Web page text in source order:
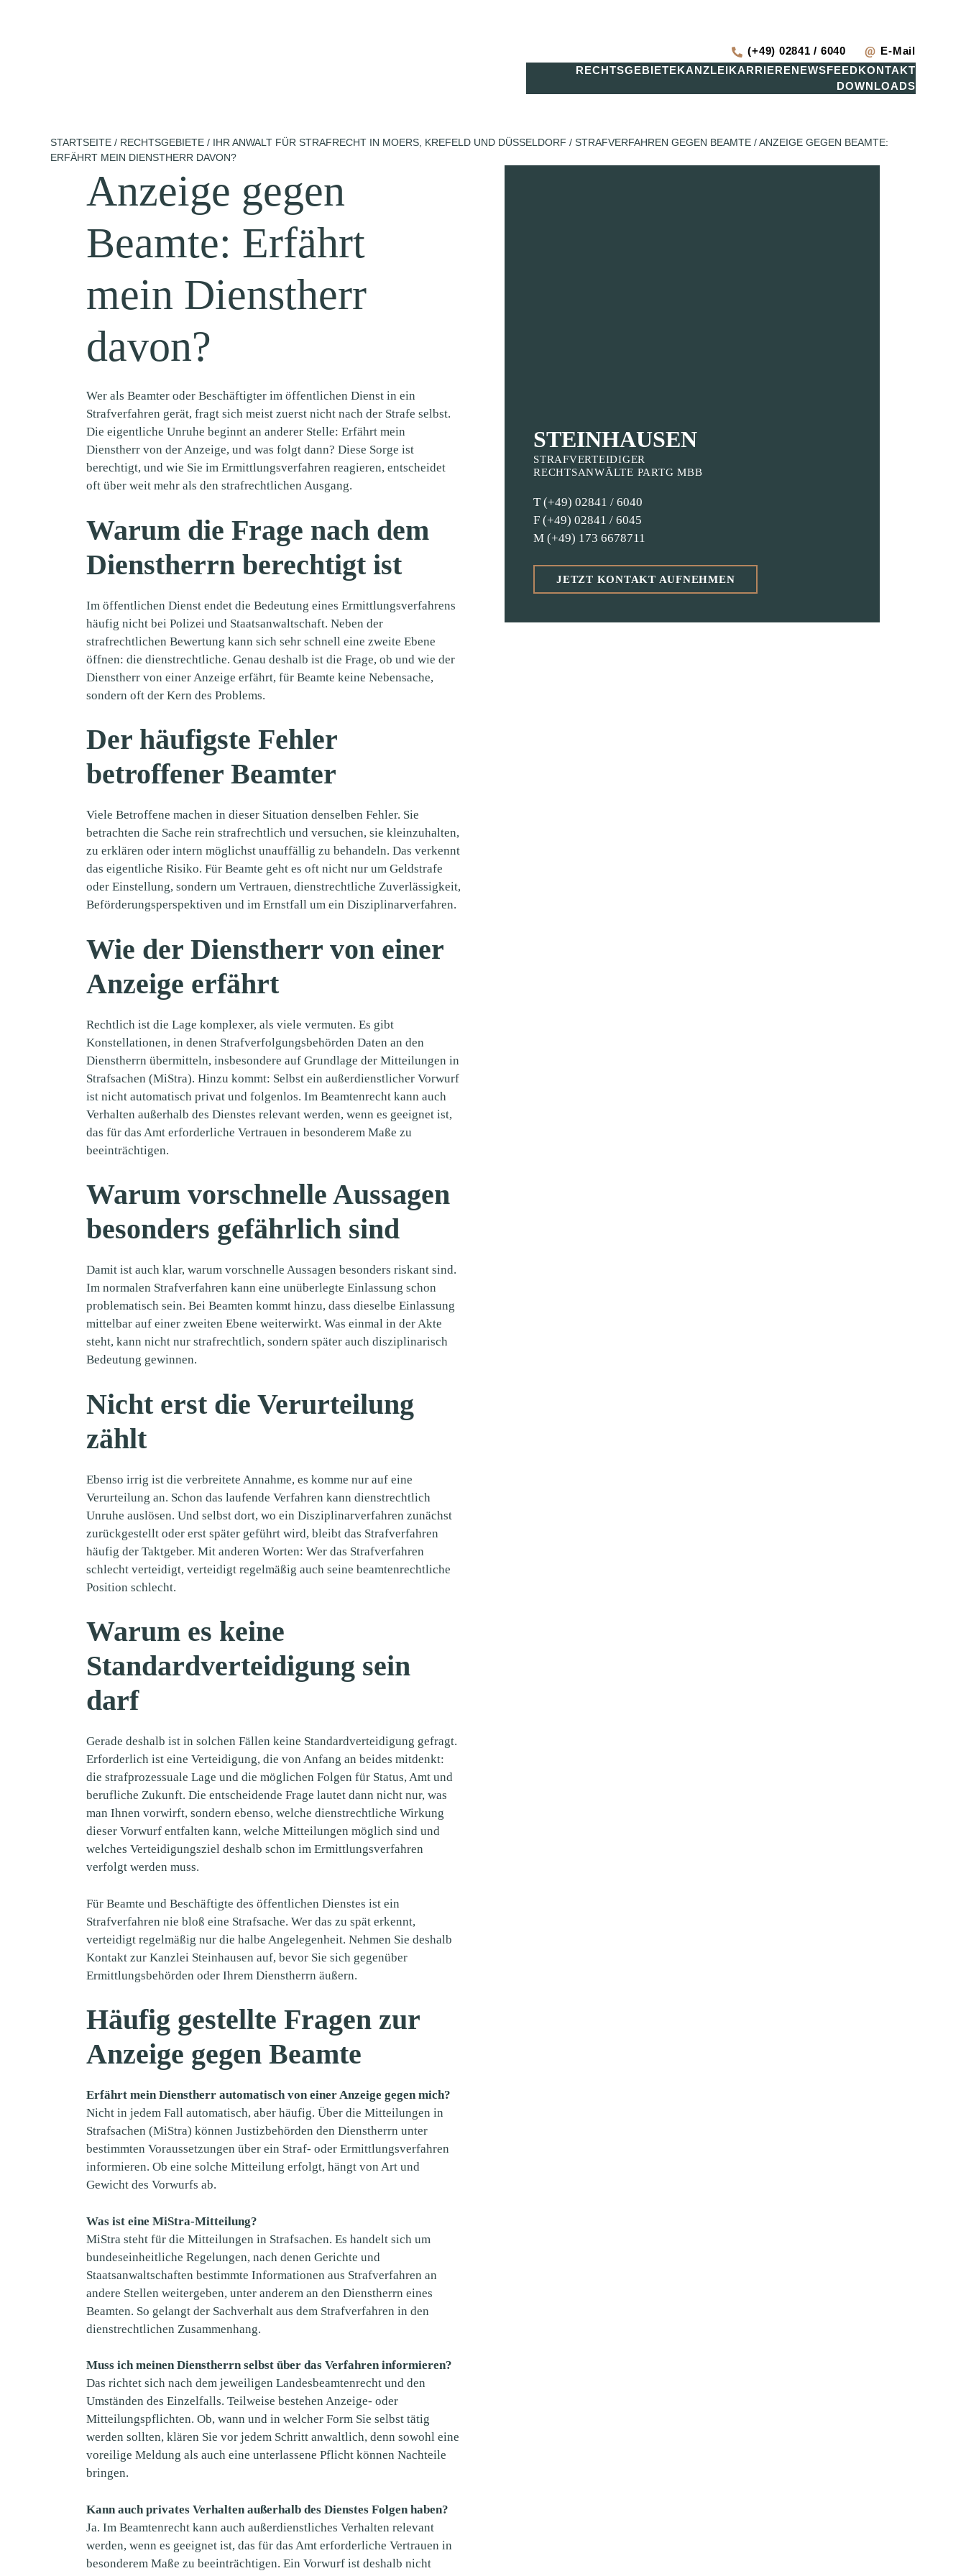
(+49) 02841 / 6040
E-Mail
RECHTSGEBIETEKANZLEIKARRIERENEWSFEEDKONTAKT
DOWNLOADS
STARTSEITE / RECHTSGEBIETE / IHR ANWALT FÜR STRAFRECHT IN MOERS, KREFELD UND DÜSSELDORF / STRAFVERFAHREN GEGEN BEAMTE /ANZEIGE GEGEN BEAMTE:
ERFÄHRT MEIN DIENSTHERR DAVON?
Anzeige gegen
Beamte: Erfährt
mein Dienstherr
davon?
Wer als Beamter oder Beschäftigter im öffentlichen Dienst in ein
Strafverfahren gerät, fragt sich meist zuerst nicht nach der Strafe selbst.
Die eigentliche Unruhe beginnt an anderer Stelle: Erfährt mein
Dienstherr von der Anzeige, und was folgt dann? Diese Sorge ist
berechtigt, und wie Sie im Ermittlungsverfahren reagieren, entscheidet
oft über weit mehr als den strafrechtlichen Ausgang.
Warum die Frage nach dem
Dienstherrn berechtigt ist
Im öffentlichen Dienst endet die Bedeutung eines Ermittlungsverfahrens
häufig nicht bei Polizei und Staatsanwaltschaft. Neben der
strafrechtlichen Bewertung kann sich sehr schnell eine zweite Ebene
öffnen: die dienstrechtliche. Genau deshalb ist die Frage, ob und wie der
Dienstherr von einer Anzeige erfährt, für Beamte keine Nebensache,
sondern oft der Kern des Problems.
Der häufigste Fehler
betroffener Beamter
Viele Betroffene machen in dieser Situation denselben Fehler. Sie
betrachten die Sache rein strafrechtlich und versuchen, sie kleinzuhalten,
zu erklären oder intern möglichst unauffällig zu behandeln. Das verkennt
das eigentliche Risiko. Für Beamte geht es oft nicht nur um Geldstrafe
oder Einstellung, sondern um Vertrauen, dienstrechtliche Zuverlässigkeit,
Beförderungsperspektiven und im Ernstfall um ein Disziplinarverfahren.
Wie der Dienstherr von einer
Anzeige erfährt
Rechtlich ist die Lage komplexer, als viele vermuten. Es gibt
Konstellationen, in denen Strafverfolgungsbehörden Daten an den
Dienstherrn übermitteln, insbesondere auf Grundlage der Mitteilungen in
Strafsachen (MiStra). Hinzu kommt: Selbst ein außerdienstlicher Vorwurf
ist nicht automatisch privat und folgenlos. Im Beamtenrecht kann auch
Verhalten außerhalb des Dienstes relevant werden, wenn es geeignet ist,
das für das Amt erforderliche Vertrauen in besonderem Maße zu
beeinträchtigen.
Warum vorschnelle Aussagen
besonders gefährlich sind
Damit ist auch klar, warum vorschnelle Aussagen besonders riskant sind.
Im normalen Strafverfahren kann eine unüberlegte Einlassung schon
problematisch sein. Bei Beamten kommt hinzu, dass dieselbe Einlassung
mittelbar auf einer zweiten Ebene weiterwirkt. Was einmal in der Akte
steht, kann nicht nur strafrechtlich, sondern später auch disziplinarisch
Bedeutung gewinnen.
Nicht erst die Verurteilung
zählt
Ebenso irrig ist die verbreitete Annahme, es komme nur auf eine
Verurteilung an. Schon das laufende Verfahren kann dienstrechtlich
Unruhe auslösen. Und selbst dort, wo ein Disziplinarverfahren zunächst
zurückgestellt oder erst später geführt wird, bleibt das Strafverfahren
häufig der Taktgeber. Mit anderen Worten: Wer das Strafverfahren
schlecht verteidigt, verteidigt regelmäßig auch seine beamtenrechtliche
Position schlecht.
Warum es keine
Standardverteidigung sein
darf
Gerade deshalb ist in solchen Fällen keine Standardverteidigung gefragt.
Erforderlich ist eine Verteidigung, die von Anfang an beides mitdenkt:
die strafprozessuale Lage und die möglichen Folgen für Status, Amt und
berufliche Zukunft. Die entscheidende Frage lautet dann nicht nur, was
man Ihnen vorwirft, sondern ebenso, welche dienstrechtliche Wirkung
dieser Vorwurf entfalten kann, welche Mitteilungen möglich sind und
welches Verteidigungsziel deshalb schon im Ermittlungsverfahren
verfolgt werden muss.
Für Beamte und Beschäftigte des öffentlichen Dienstes ist ein
Strafverfahren nie bloß eine Strafsache. Wer das zu spät erkennt,
verteidigt regelmäßig nur die halbe Angelegenheit. Nehmen Sie deshalb
Kontakt zur Kanzlei Steinhausen auf, bevor Sie sich gegenüber
Ermittlungsbehörden oder Ihrem Dienstherrn äußern.
Häufig gestellte Fragen zur
Anzeige gegen Beamte
Erfährt mein Dienstherr automatisch von einer Anzeige gegen mich?
Nicht in jedem Fall automatisch, aber häufig. Über die Mitteilungen in
Strafsachen (MiStra) können Justizbehörden den Dienstherrn unter
bestimmten Voraussetzungen über ein Straf- oder Ermittlungsverfahren
informieren. Ob eine solche Mitteilung erfolgt, hängt von Art und
Gewicht des Vorwurfs ab.
Was ist eine MiStra-Mitteilung?
MiStra steht für die Mitteilungen in Strafsachen. Es handelt sich um
bundeseinheitliche Regelungen, nach denen Gerichte und
Staatsanwaltschaften bestimmte Informationen aus Strafverfahren an
andere Stellen weitergeben, unter anderem an den Dienstherrn eines
Beamten. So gelangt der Sachverhalt aus dem Strafverfahren in den
dienstrechtlichen Zusammenhang.
Muss ich meinen Dienstherrn selbst über das Verfahren informieren?
Das richtet sich nach dem jeweiligen Landesbeamtenrecht und den
Umständen des Einzelfalls. Teilweise bestehen Anzeige- oder
Mitteilungspflichten. Ob, wann und in welcher Form Sie selbst tätig
werden sollten, klären Sie vor jedem Schritt anwaltlich, denn sowohl eine
voreilige Meldung als auch eine unterlassene Pflicht können Nachteile
bringen.
Kann auch privates Verhalten außerhalb des Dienstes Folgen haben?
Ja. Im Beamtenrecht kann auch außerdienstliches Verhalten relevant
werden, wenn es geeignet ist, das für das Amt erforderliche Vertrauen in
besonderem Maße zu beeinträchtigen. Ein Vorwurf ist deshalb nicht
STEINHAUSEN
STRAFVERTEIDIGER
RECHTSANWÄLTE PARTG MBB
T (+49) 02841 / 6040
F (+49) 02841 / 6045
M (+49) 173 6678711
JETZT KONTAKT AUFNEHMEN